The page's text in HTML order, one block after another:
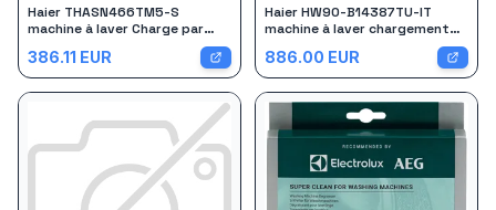
Haier THASN466TM5-S
machine à laver Charge par
dessus 6 kg 1400 tr/min Blanc
386.11 EUR
Haier HW90-B14387TU-IT
machine à laver chargement
frontal 9 kg 1400 tr/min Blanc
886.00 EUR